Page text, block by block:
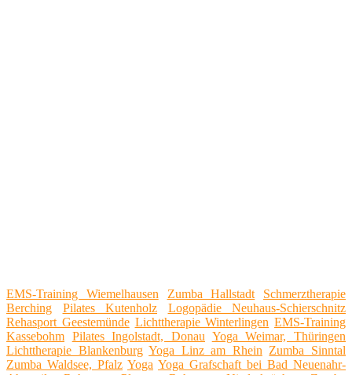
EMS-Training Wiemelhausen Zumba Hallstadt
Schmerztherapie
Berching
Pilates Kutenholz
Logopädie Neuhaus-Schierschnitz
Rehasport Geestemünde Lichttherapie Winterlingen EMS-Training
Kassebohm Pilates Ingolstadt, Donau Yoga Weimar, Thüringen
Lichttherapie Blankenburg Yoga Linz am Rhein Zumba Sinntal
Zumba Waldsee, Pfalz Yoga Yoga Grafschaft bei Bad Neuenahr-